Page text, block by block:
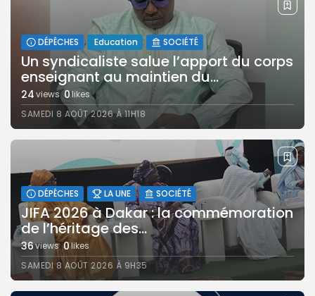
DÉPÊCHES Education SOCIÉTÉ
Un syndicaliste salue l’apport du corps
enseignant au maintien du...
24views 0likes
SAMEDI 8 AOÛT 2026 À 11H18
DÉPÊCHES LA UNE SOCIÉTÉ
JIFA 2026 à Dakar : la commémoration
de l’héritage des...
36views 0likes
SAMEDI 8 AOÛT 2026 À 9H35